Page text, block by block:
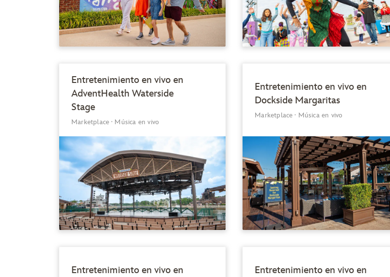
Entretenimiento en vivo en
AdventHealth Waterside
Stage
Marketplace · Música en vivo
Entretenimiento en vivo en
Dockside Margaritas
Marketplace · Música en vivo
Entretenimiento en vivo en
Entretenimiento en vivo en